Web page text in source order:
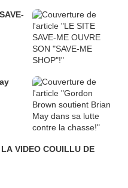
VIDEO COUILLU DE